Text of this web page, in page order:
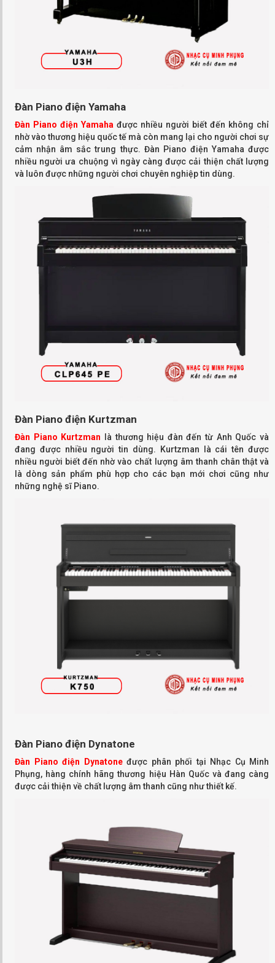
Đàn Piano điện Yamaha
Đàn Piano điện Yamaha được nhiều người biết đến không chỉ
nhờ vào thương hiệu quốc tế mà còn mang lại cho người chơi sự
cảm nhận âm sắc trung thực. Đàn Piano điện Yamaha được
nhiều người ưa chuộng vì ngày càng được cải thiện chất lượng
và luôn được những người chơi chuyên nghiệp tin dùng.
Đàn Piano điện Kurtzman
Đàn Piano Kurtzman là thương hiệu đàn đến từ Anh Quốc và
đang được nhiều người tin dùng. Kurtzman là cái tên được
nhiều người biết đến nhờ vào chất lượng âm thanh chân thật và
là dòng sản phẩm phù hợp cho các bạn mới chơi cũng như
những nghệ sĩ Piano.
Đàn Piano điện Dynatone
Đàn Piano điện Dynatone được phân phối tại Nhạc Cụ Minh
Phụng, hàng chính hãng thương hiệu Hàn Quốc và đang càng
được cải thiện về chất lượng âm thanh cũng như thiết kế.